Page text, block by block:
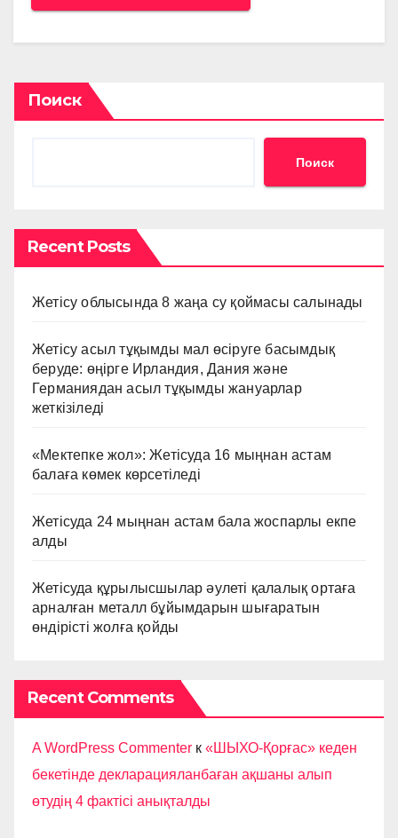
Поиск
Поиск
Recent Posts
Жетісу облысында 8 жаңа су қоймасы салынады
Жетісу асыл тұқымды мал өсіруге басымдық
беруде: өңірге Ирландия, Дания және
Германиядан асыл тұқымды жануарлар
жеткізіледі
«Мектепке жол»: Жетісуда 16 мыңнан астам
балаға көмек көрсетіледі
Жетісуда 24 мыңнан астам бала жоспарлы екпе
алды
Жетісуда құрылысшылар әулеті қалалық ортаға
арналған металл бұйымдарын шығаратын
өндірісті жолға қойды
Recent Comments
A WordPress Commenter к «ШЫХО-Қорғас» кеден
бекетінде декларацияланбаған ақшаны алып
өтудің 4 фактісі анықталды